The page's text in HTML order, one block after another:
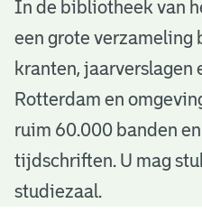
B
b
o
In de bibliotheek van
een grote verzameling
kranten, jaarverslagen
Rotterdam en
ruim 60.000 banden
tijdschriften. U mag
studiezaal.